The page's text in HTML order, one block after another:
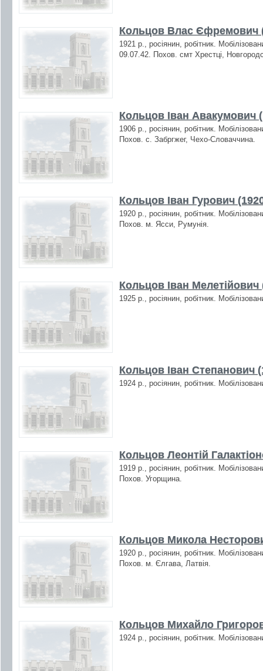
Кольцов Влас Єфремович
1921 р., росіянин, робітник.
09.07.42. Похов. смт Хрестці,
Кольцов Іван Авакумович
1906 р., росіянин, робітник.
Похов. с. Забргжег, Чехо-Словаччина.
Кольцов Іван Гурович
1920 р., росіянин, робітник.
Похов. м. Ясси, Румунія.
Кольцов Іван Мелетійович
1925 р., росіянин, робітник.
Кольцов Іван Степанович
1924 р., росіянин, робітник.
Кольцов Леонтій
1919 р., росіянин, робітник.
Похов. Угорщина.
Кольцов Микола
1920 р., росіянин, робітник.
Похов. м. Єлгава, Латвія.
Кольцов Михайло
1924 р., росіянин, робітник.